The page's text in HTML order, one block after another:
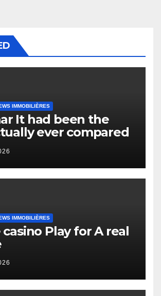
IMMOBILIÈRES
It had been the
ever compared
top actually?
Learners
IMMOBILIÈRES
Play for A real